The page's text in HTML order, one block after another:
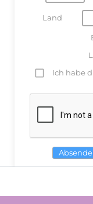
Land
Ich habe